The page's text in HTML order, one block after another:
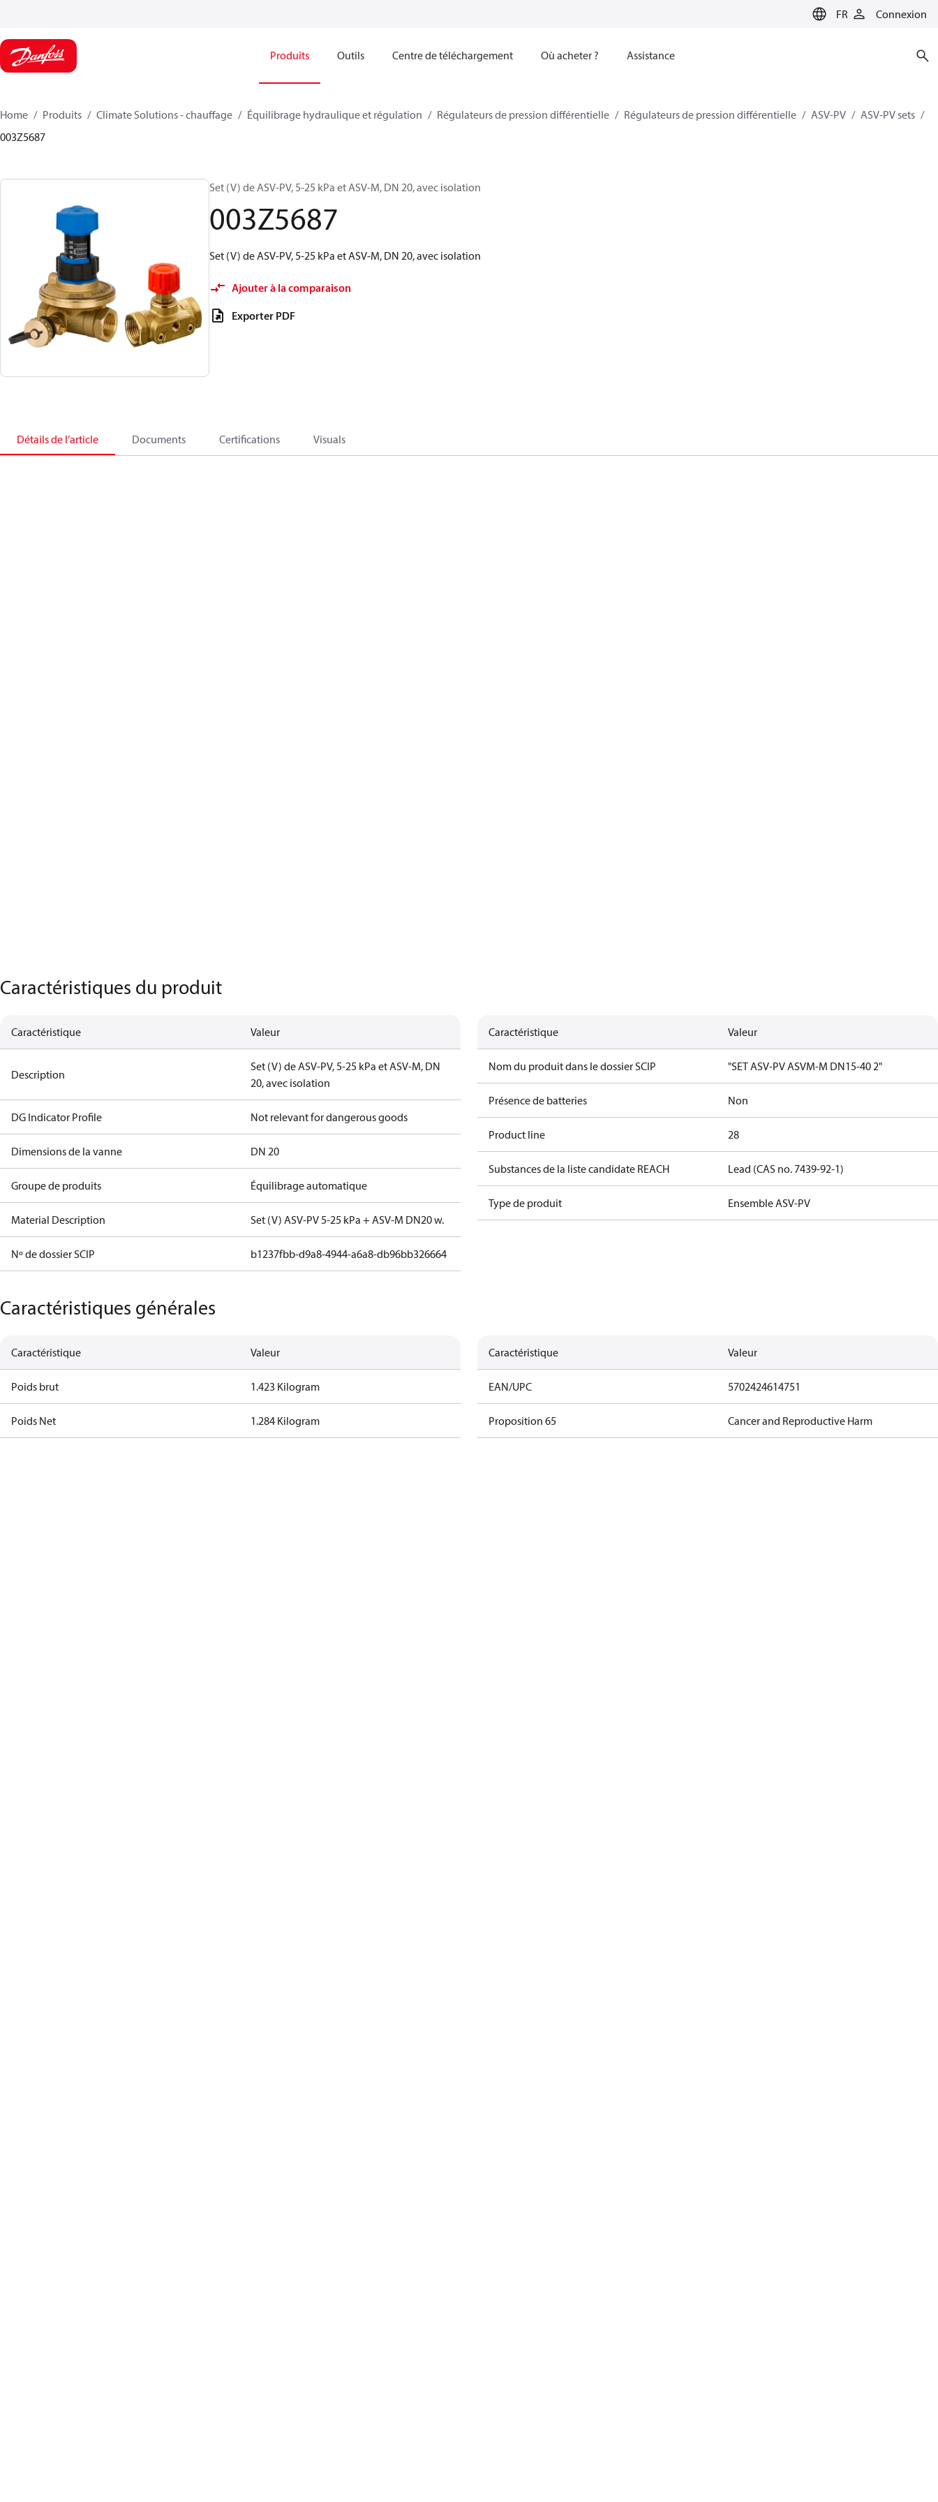
FR Connexion
Produits Outils Centre de téléchargement Où acheter ? Assistance
Home Produits Climate Solutions - chauffage Équilibrage hydraulique et régulation Régulateurs de pression différentielle Régulateurs de pression différentielle ASV-PV
ASV-PV sets
003Z5687
Set (V) de ASV‑PV, 5‑25 kPa et ASV‑M, DN 20, avec isolation
003Z5687
Set (V) de ASV‑PV, 5‑25 kPa et ASV‑M, DN 20, avec isolation
Ajouter à la comparaison
Exporter PDF
Détails de l’article Documents Certifications Visuals
Caractéristiques du produit
Caractéristique Valeur
Description
Set (V) de ASV‑PV, 5‑25 kPa et ASV‑M, DN
20, avec isolation
DG Indicator Profile Not relevant for dangerous goods
Dimensions de la vanne DN 20
Groupe de produits Équilibrage automatique
Material Description Set (V) ASV-PV 5-25 kPa + ASV-M DN20 w.
Nº de dossier SCIP b1237fbb-d9a8-4944-a6a8-db96bb326664
Caractéristique Valeur
Nom du produit dans le dossier SCIP "SET ASV-PV ASVM-M DN15-40 2"
Présence de batteries Non
Product line 28
Substances de la liste candidate REACH Lead (CAS no. 7439-92-1)
Type de produit Ensemble ASV-PV
Caractéristiques générales
Caractéristique Valeur
Poids brut 1.423 Kilogram
Poids Net 1.284 Kilogram
Caractéristique Valeur
EAN/UPC 5702424614751
Proposition 65 Cancer and Reproductive Harm